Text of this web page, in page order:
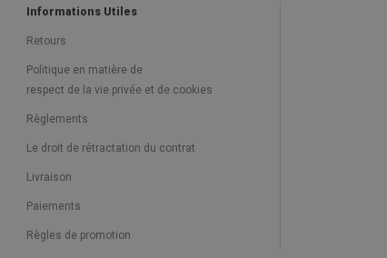
Informations Utiles
Retours
Politique en matière de
respect de la vie privée et de cookies
Règlements
Le droit de rétractation du contrat
Livraison
Paiements
Règles de promotion